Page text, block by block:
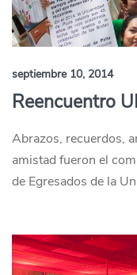
septiembre 10, 2014
Reencuentro
Abrazos, recuerdos,
amistad fueron el
de Egresados de la